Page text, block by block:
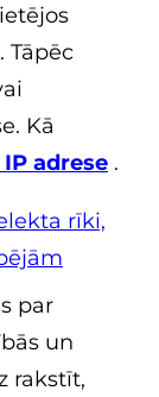
Tāpēc
Kā
IP adrese .
rīki,
par
un
rakstīt,